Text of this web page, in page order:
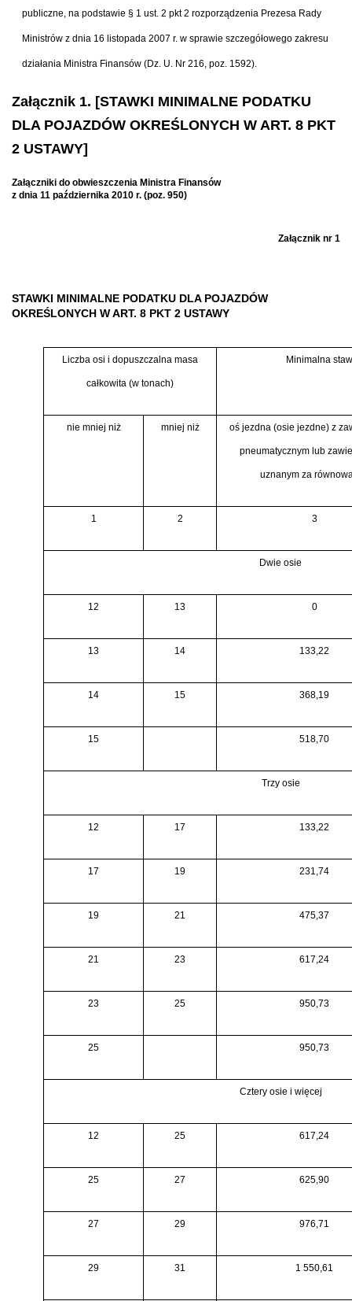
publiczne, na podstawie § 1 ust. 2 pkt 2 rozporządzenia Prezesa Rady
Ministrów z dnia 16 listopada 2007 r. w sprawie szczegółowego zakresu
działania Ministra Finansów (Dz. U. Nr 216, poz. 1592).
Załącznik 1. [STAWKI MINIMALNE PODATKU
DLA POJAZDÓW OKREŚLONYCH W ART. 8 PKT
2 USTAWY]
Załączniki do obwieszczenia Ministra Finansów
z dnia 11 października 2010 r. (poz. 950)
Załącznik nr 1
STAWKI MINIMALNE PODATKU DLA POJAZDÓW
OKREŚLONYCH W ART. 8 PKT 2 USTAWY
Liczba osi i dopuszczalna masa
całkowita (w tonach)
Minimalna
nie mniej niż mniej niż oś jezdna (osie jezdne) z
pneumatycznym lub
uznanym za
1 2 3
Dwie osie
12 13 0
13 14 133,22
14 15 368,19
15 518,70
Trzy osie
12 17 133,22
17 19 231,74
19 21 475,37
21 23 617,24
23 25 950,73
25 950,73
Cztery osie i więcej
12 25 617,24
25 27 625,90
27 29 976,71
29 31 1 550,61